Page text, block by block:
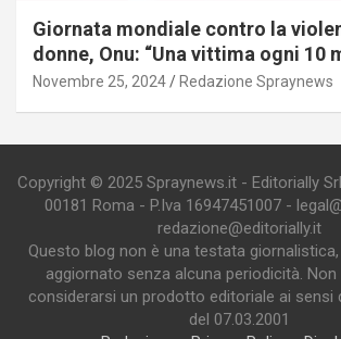
Giornata mondiale contro la
donne, Onu: “Una vittima ogni 10
Novembre 25, 2024 Redazione Spraynews
Copyright © 2025 Spraynews.it - Editorially
00181 Roma - P.Iva 16947451007 -
redazione@editorially.it
Questo blog non è una testata
aggiornato senza alcuna periodicità.
considerarsi un prodotto editoriale ai sensi
del 07.03.2001